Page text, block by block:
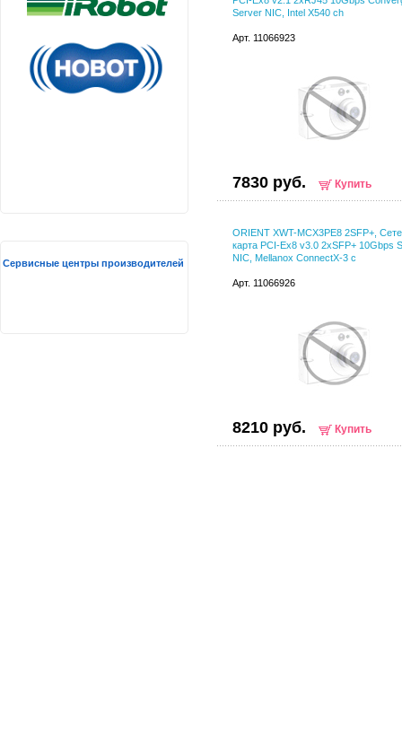
Server NIC, Intel X540 ch
Арт. 11066923
7830 руб. Купить
ORIENT XWT-MCX3PE8 2SFP+,
карта PCI-Ex8 v3.0 2xSFP+ 10Gbps
NIC, Mellanox ConnectX-3 c
Арт. 11066926
8210 руб. Купить
Сервисные центры производителей